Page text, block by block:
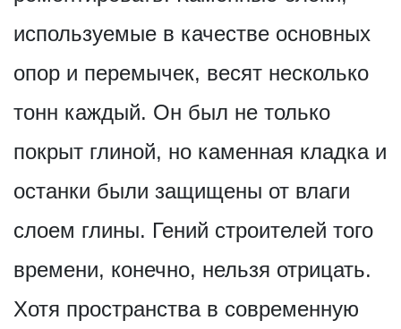
используемые в качестве основных
опор и перемычек, весят несколько
тонн каждый. Он был не только
покрыт глиной, но каменная кладка и
останки были защищены от влаги
слоем глины. Гений строителей того
времени, конечно, нельзя отрицать.
Хотя пространства в современную